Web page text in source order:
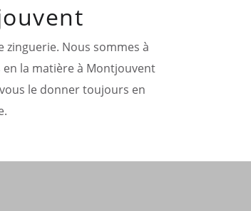
zinguerie. Nous sommes à
la matière à Montjouvent
le donner toujours en